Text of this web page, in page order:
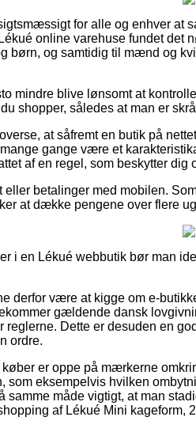
for alle og enhver at
online varehuse fundet det
børn, og samtidig til mænd og
mindre blive lønsomt at
shopper, således at man er
at såfremt en butik på
gange være et
af en regel, som beskytter dig
eller betalinger med mobilen.
at dække pengene over flere
i en Lékué webbutik bør man
derfor være at kigge om e-
gældende dansk
reglerne. Dette er desuden en
ordre.
køber er oppe på mærkerne
som eksempelvis hvilken
samme måde vigtigt, at man
af Lékué Mini kageform,